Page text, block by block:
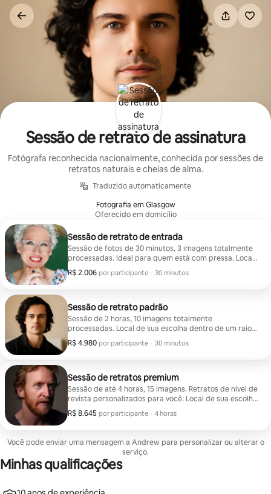
Pular
para
Sessão de retrato de assinatura
Fotógrafa reconhecida nacionalmente, conhecida por sessões de
retratos naturais e cheias de alma.
Traduzido automaticamente
Fotografia em Glasgow
Oferecido em domicílio
Sessão de retrato de entrada
Sessão de fotos de 30 minutos, 3 imagens totalmente
processadas. Ideal para quem está com pressa. Local
de sua escolha dentro de um raio de 80 km de
Glasgow. Cobranças extras para imagens processadas
R$ 2.006 por participante
R$ 2.006 por participante
, · 30 minutos
Sessão de retrato padrão
Sessão de 2 horas, 10 imagens totalmente
processadas. Local de sua escolha dentro de um raio
de 80 km de Glasgow. Cobranças extras para imagens
processadas adicionais e viagens.
R$ 4.980 por participante
R$ 4.980 por participante
, · 30 minutos
Sessão de retratos premium
Sessão de até 4 horas, 15 imagens. Retratos de nível de
revista personalizados para você. Local de sua escolha
dentro de um raio de 80 km de Glasgow. Cobranças
extras para imagens processadas adicionais e viagens.
R$ 8.645 por participante
R$ 8.645 por participante
, · 4 horas
Você pode enviar uma mensagem a Andrew para personalizar ou alterar o
serviço.
Minhas qualificações